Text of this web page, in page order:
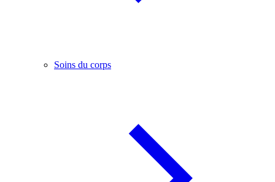
Soins du corps